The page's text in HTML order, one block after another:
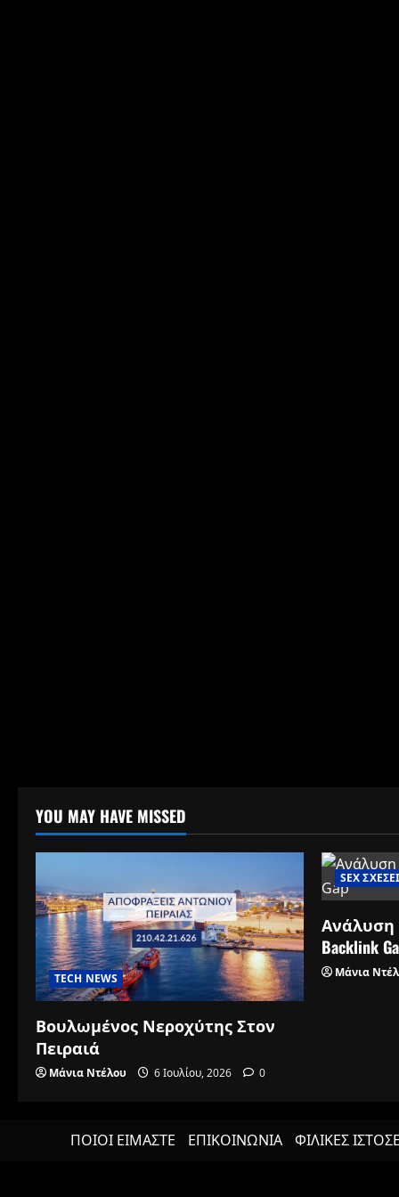
YOU MAY HAVE MISSED
TECH NEWS
Βουλωμένος Νεροχύτης Στον
Πειραιά
Μάνια Ντέλου 6 Ιουλίου, 2026 0
SEX
Ανάλυση
Backlink
Μάνια
ΠΟΙΟΙ ΕΙΜΑΣΤΕ ΕΠΙΚΟΙΝΩΝΙΑ ΦΙΛΙΚΕΣ